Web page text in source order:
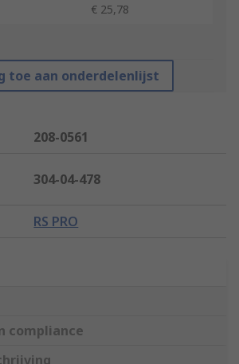
€ 25,78
toe aan onderdelenlijst
208-0561
304-04-478
RS PRO
compliance